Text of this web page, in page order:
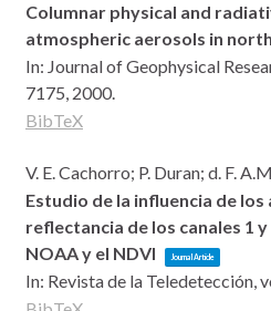
Columnar physical and
atmospheric aerosols in
In: Journal of Geophysical
7175, 2000.
BibTeX
V. E. Cachorro; P. Duran; d. F.
Estudio de la influencia de
reflectancia de los canales 1 y
NOAA y el NDVI
Journal Article
In: Revista de la Teledetección,